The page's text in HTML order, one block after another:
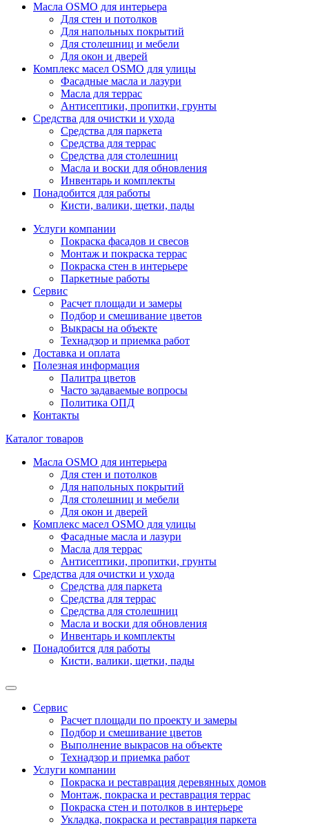
Масла OSMO для интерьера
Для стен и потолков
Для напольных покрытий
Для столешниц и мебели
Для окон и дверей
Комплекс масел OSMO для улицы
Фасадные масла и лазури
Масла для террас
Антисептики, пропитки, грунты
Средства для очистки и ухода
Средства для паркета
Средства для террас
Средства для столешниц
Масла и воски для обновления
Инвентарь и комплекты
Понадобится для работы
Кисти, валики, щетки, пады
Услуги компании
Покраска фасадов и свесов
Монтаж и покраска террас
Покраска стен в интерьере
Паркетные работы
Сервис
Расчет площади и замеры
Подбор и смешивание цветов
Выкрасы на объекте
Технадзор и приемка работ
Доставка и оплата
Полезная информация
Палитра цветов
Часто задаваемые вопросы
Политика ОПД
Контакты
Каталог товаров
Масла OSMO для интерьера
Для стен и потолков
Для напольных покрытий
Для столешниц и мебели
Для окон и дверей
Комплекс масел OSMO для улицы
Фасадные масла и лазури
Масла для террас
Антисептики, пропитки, грунты
Средства для очистки и ухода
Средства для паркета
Средства для террас
Средства для столешниц
Масла и воски для обновления
Инвентарь и комплекты
Понадобится для работы
Кисти, валики, щетки, пады
Сервис
Расчет площади по проекту и замеры
Подбор и смешивание цветов
Выполнение выкрасов на объекте
Технадзор и приемка работ
Услуги компании
Покраска и реставрация деревянных домов
Монтаж, покраска и реставрация террас
Покраска стен и потолков в интерьере
Укладка, покраска и реставрация паркета